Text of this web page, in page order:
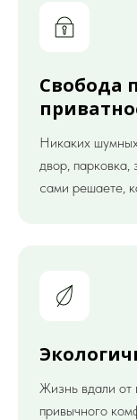
Свобода
Никаких
двор, парковка,
сами решаете,
Жизнь вдали от
привычного